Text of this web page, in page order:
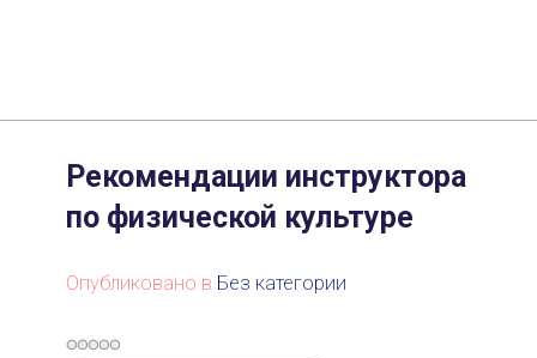
Рекомендации инструктора
по физической культуре
Опубликовано в Без категории
Рейтинг: